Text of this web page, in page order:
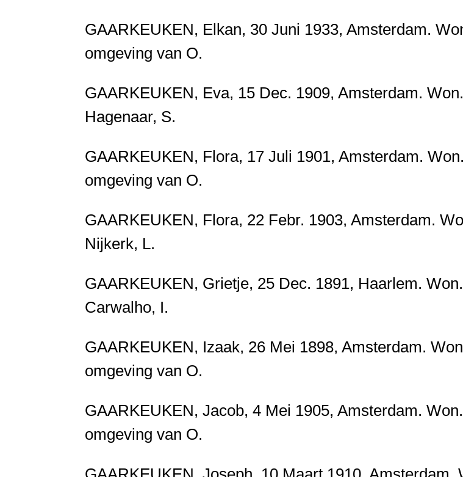
GAARKEUKEN, Elkan, 30 Juni 1933, Amsterdam.
omgeving van O.
GAARKEUKEN, Eva, 15 Dec. 1909, Amsterdam.
Hagenaar, S.
GAARKEUKEN, Flora, 17 Juli 1901, Amsterdam.
omgeving van O.
GAARKEUKEN, Flora, 22 Febr. 1903, Amsterdam.
Nijkerk, L.
GAARKEUKEN, Grietje, 25 Dec. 1891, Haarlem.
Carwalho, I.
GAARKEUKEN, Izaak, 26 Mei 1898, Amsterdam.
omgeving van O.
GAARKEUKEN, Jacob, 4 Mei 1905, Amsterdam.
omgeving van O.